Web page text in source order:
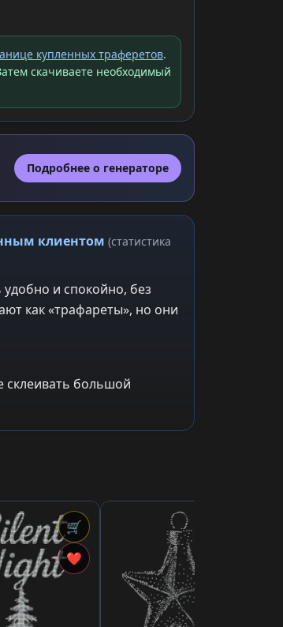
купленных траферетов.
скачиваете необходимый
Подробнее о генераторе
клиентом (статистика
и спокойно, без
как «трафареты», но они
склеивать большой
🛒
❤